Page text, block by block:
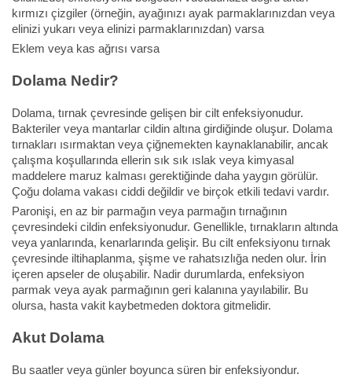
kırmızı çizgiler (örneğin, ayağınızı ayak parmaklarınızdan veya
elinizi yukarı veya elinizi parmaklarınızdan) varsa
Eklem veya kas ağrısı varsa
Dolama Nedir?
Dolama, tırnak çevresinde gelişen bir cilt enfeksiyonudur.
Bakteriler veya mantarlar cildin altına girdiğinde oluşur. Dolama
tırnakları ısırmaktan veya çiğnemekten kaynaklanabilir, ancak
çalışma koşullarında ellerin sık sık ıslak veya kimyasal
maddelere maruz kalması gerektiğinde daha yaygın görülür.
Çoğu dolama vakası ciddi değildir ve birçok etkili tedavi vardır.
Paronişi, en az bir parmağın veya parmağın tırnağının
çevresindeki cildin enfeksiyonudur. Genellikle, tırnakların altında
veya yanlarında, kenarlarında gelişir. Bu cilt enfeksiyonu tırnak
çevresinde iltihaplanma, şişme ve rahatsızlığa neden olur. İrin
içeren apseler de oluşabilir. Nadir durumlarda, enfeksiyon
parmak veya ayak parmağının geri kalanına yayılabilir. Bu
olursa, hasta vakit kaybetmeden doktora gitmelidir.
Akut Dolama
Bu saatler veya günler boyunca süren bir enfeksiyondur.